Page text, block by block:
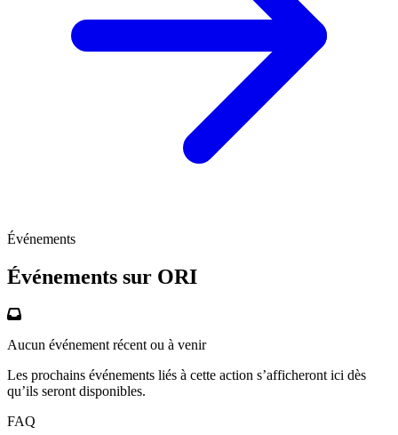
Événements
Événements sur ORI
Aucun événement récent ou à venir
Les prochains événements liés à cette action s’afficheront ici dès
qu’ils seront disponibles.
FAQ